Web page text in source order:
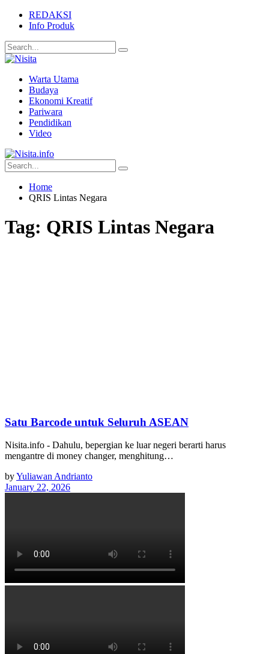
REDAKSI
Info Produk
Warta Utama
Budaya
Ekonomi Kreatif
Pariwara
Pendidikan
Video
Home
QRIS Lintas Negara
Tag: QRIS Lintas Negara
Satu Barcode untuk Seluruh ASEAN
Nisita.info - Dahulu, bepergian ke luar negeri berarti harus
mengantre di money changer, menghitung…
byYuliawan Andrianto
January 22, 2026